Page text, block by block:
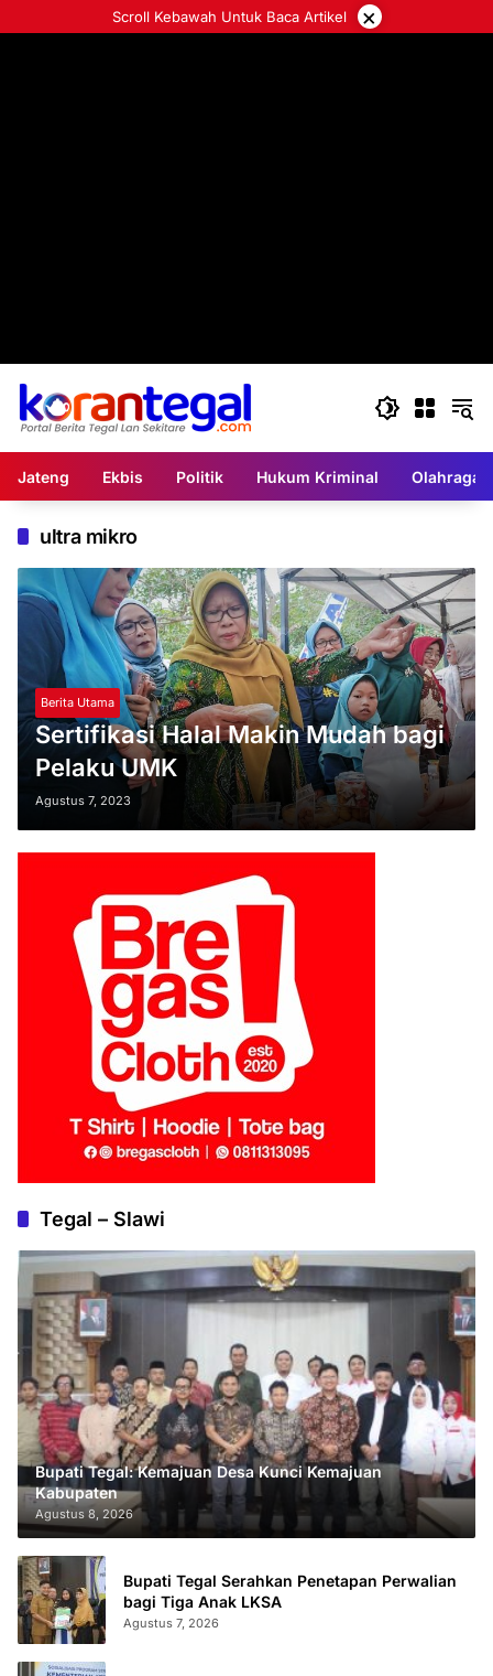
ke
Scroll Kebawah Untuk Baca Artikel ×
Jateng Ekbis Politik Hukum Kriminal Olahraga
ultra mikro
Berita Utama
Sertifikasi Halal Makin Mudah bagi
Pelaku UMK
Agustus 7, 2023
Tegal – Slawi
Bupati Tegal: Kemajuan Desa Kunci Kemajuan
Kabupaten
Agustus 8, 2026
Bupati Tegal Serahkan Penetapan Perwalian
bagi Tiga Anak LKSA
Agustus 7, 2026